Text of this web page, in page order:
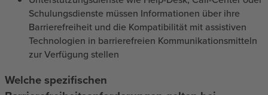
Schulungsdienste müssen Informationen über ihre
Barrierefreiheit und die Kompatibilität mit assistiven
Technologien in barrierefreien Kommunikationsmitteln
zur Verfügung stellen
Welche spezifischen